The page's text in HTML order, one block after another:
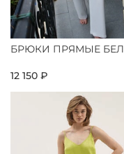
БРЮКИ ПРЯМЫЕ
12 150 ₽